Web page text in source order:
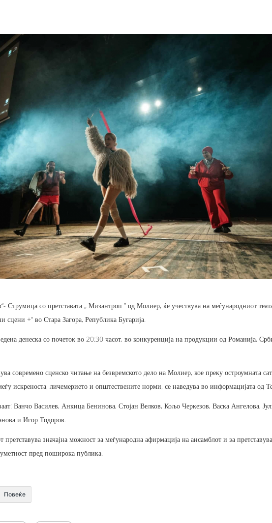
Струмица со претставата „ Мизантроп ” од Молиер, ќе учествува на меѓународниот
сцени +“ во Стара Загора, Република Бугарија.
денеска со почеток во 20:30 часот, во конкуренција на продукции од Романија,
современо сценско читање на безвремското дело на Молиер, кое преку остроумната
искреноста, личемерието и општествените норми, се наведува во информацијата од
Ванчо Василев, Анкица Бенинова, Стојан Велков, Кољо Черкезов, Васка Ангелова,
и Игор Тодоров.
претставува значајна можност за меѓународна афирмација на ансамблот и за
уметност пред поширока публика.
Повеќе